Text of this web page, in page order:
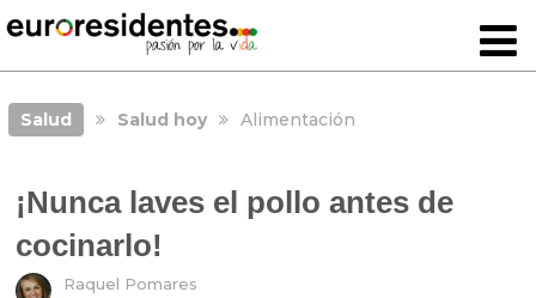
Salud Salud hoy Alimentación
¡Nunca laves el pollo antes de
cocinarlo!
Raquel Pomares